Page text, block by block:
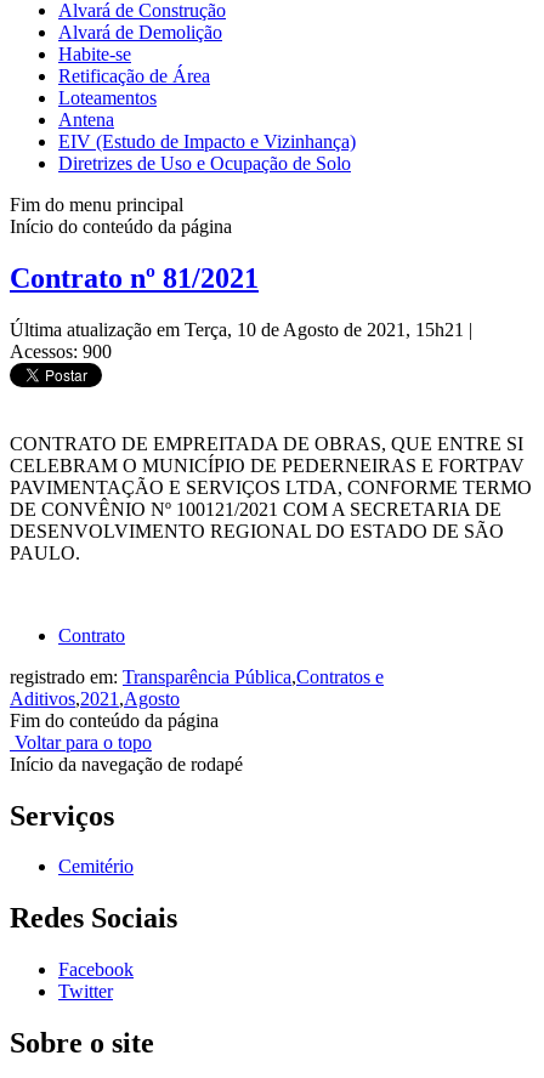
Alvará de Construção
Alvará de Demolição
Habite-se
Retificação de Área
Loteamentos
Antena
EIV (Estudo de Impacto e Vizinhança)
Diretrizes de Uso e Ocupação de Solo
Fim do menu principal
Início do conteúdo da página
Contrato nº 81/2021
Última atualização em Terça, 10 de Agosto de 2021, 15h21 |
Acessos: 900
CONTRATO DE EMPREITADA DE OBRAS, QUE ENTRE SI
CELEBRAM O MUNICÍPIO DE PEDERNEIRAS E FORTPAV
PAVIMENTAÇÃO E SERVIÇOS LTDA, CONFORME TERMO
DE CONVÊNIO Nº 100121/2021 COM A SECRETARIA DE
DESENVOLVIMENTO REGIONAL DO ESTADO DE SÃO
PAULO.
Contrato
registrado em: Transparência Pública,Contratos e
Aditivos,2021 ,Agosto
Fim do conteúdo da página
Voltar para o topo
Início da navegação de rodapé
Serviços
Cemitério
Redes Sociais
Facebook
Twitter
Sobre o site